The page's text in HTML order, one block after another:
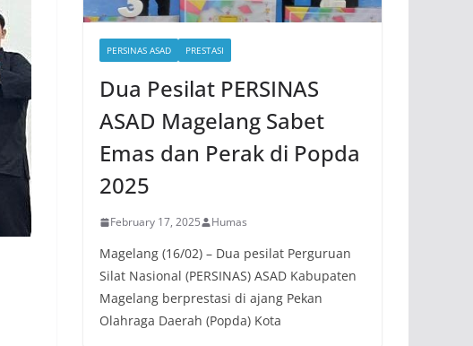
PERSINAS ASAD PRESTASI
Dua Pesilat PERSINAS
ASAD Magelang Sabet
Emas dan Perak di Popda
2025
February 17, 2025 Humas
Magelang (16/02) – Dua pesilat Perguruan
Silat Nasional (PERSINAS) ASAD Kabupaten
Magelang berprestasi di ajang Pekan
Olahraga Daerah (Popda) Kota